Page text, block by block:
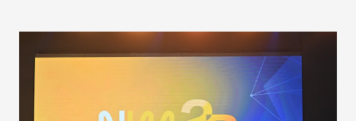
população suspeita e de cuidados com os ambientes
públicos e domiciliares. “Nós não estamos vivendo uma
epidemia comum, como temos em todos os anos, com
aumento de casos de dengue, influenza ou H1N1. Trata-se